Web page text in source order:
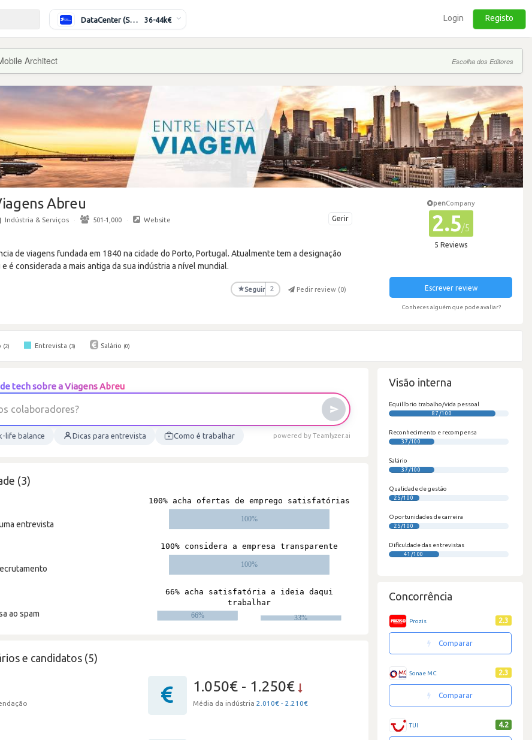
DataCenter (Switching/Routing) Sénior 36-44k€ Login Registo
Architect Escolha dos Editores
Abreu
Gerir
Indústria & Serviços · 501-1,000 · Website
de viagens fundada em 1840 na cidade do Porto, Portugal. Atualmente tem a designação
é considerada a mais antiga da sua indústria a nível mundial.
★Seguir 2 Pedir review (0)
penCompany
2.5/5
5 Reviews
Escrever review
Conheces alguém que pode avaliar?
(2) Entrevista (3) Salário (0)
tech sobre a Viagens Abreu
s colaborad ores?
life balance Dicas para entrevista Como é trabalhar powered by Teamlyzer.ai
(3)
entrevista
ao spam
e candidatos (5)
1.050€ - 1.250€
Média da indústria 2.010€ - 2.210€
Visão interna
Equilíbrio trabalho/vida pessoal
87/100
Reconhecimento e recompensa
37/100
Salário
37/100
Qualidade de gestão
25/100
Oportunidades de carreira
25/100
Dificuldade das entrevistas
41/100
Concorrência
Prozis 2.3
Comparar
Sonae MC 2.3
Comparar
TUI 4.2